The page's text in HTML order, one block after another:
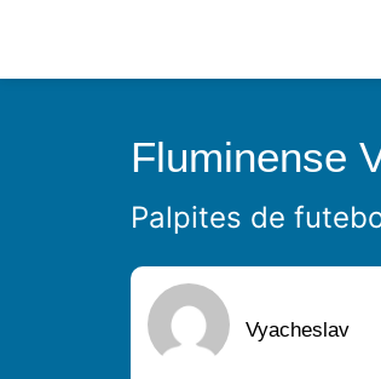
Fluminense
Palpites de
Vyacheslav